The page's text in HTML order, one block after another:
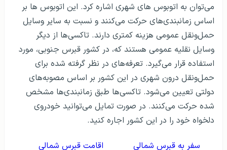
می‌توان به اتوبوس های شهری اشاره کرد. این اتوبوس ها بر
اساس زمانبندی‌های حرکت می‌کنند و نسبت به سایر وسایل
حمل‌ونقل عمومی هزینه کمتری دارند. تاکسی‌ها از دیگر
وسایل نقلیه عمومی هستند که، در کشور قبرس جنوبی، مورد
استفاده قرار می‌گیرد. تعرفه‌های در نظر گرفته شده برای
حمل‌ونقل درون شهری در این کشور بر اساس مصوبه‌های
دولتی تعیین می‌شود. تاکسی‌ها طبق زمانبندی‌ها مشخص
شده حرکت می‌کنند. در صورت تمایل می‌توانید خودروی
دلخواه خود را در این کشور اجاره کنید.
سفر به قبرس شمالی اقامت قبرس شمالی